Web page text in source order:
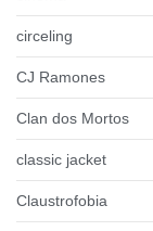
circeling
CJ Ramones
Clan dos Mortos
classic jacket
Claustrofobia